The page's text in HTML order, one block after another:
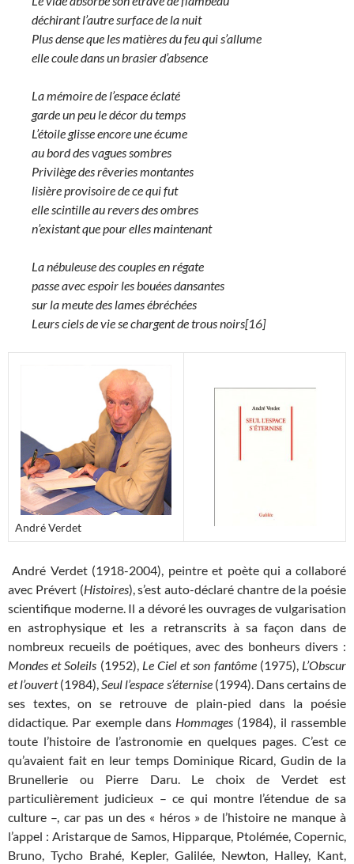
déchirant l’autre surface de la nuit
Plus dense que les matières du feu qui s’allume
elle coule dans un brasier d’absence
La mémoire de l’espace éclaté
garde un peu le décor du temps
L’étoile glisse encore une écume
au bord des vagues sombres
Privilège des rêveries montantes
lisière provisoire de ce qui fut
elle scintille au revers des ombres
n’existant que pour elles maintenant
La nébuleuse des couples en régate
passe avec espoir les bouées dansantes
sur la meute des lames ébréchées
Leurs ciels de vie se chargent de trous noirs[16]
André Verdet
André Verdet (1918-2004), peintre et poète qui a collaboré
avec Prévert (Histoires), s’est auto-déclaré chantre de la poésie
scientifique moderne. Il a dévoré les ouvrages de vulgarisation
en astrophysique et les a retranscrits à sa façon dans de
nombreux recueils de poétiques, avec des bonheurs divers :
Mondes et Soleils (1952), Le Ciel et son fantôme (1975), L’Obscur
et l’ouvert(1984),Seul l’espace s’éternise(1994). Dans certains de
ses textes, on se retrouve de plain-pied dans la poésie
didactique. Par exemple dans Hommages (1984), il rassemble
toute l’histoire de l’astronomie en quelques pages. C’est ce
qu’avaient fait en leur temps Dominique Ricard, Gudin de la
Brunellerie ou Pierre Daru. Le choix de Verdet est
particulièrement judicieux – ce qui montre l’étendue de sa
culture –, car pas un des « héros » de l’histoire ne manque à
l’appel : Aristarque de Samos, Hipparque, Ptolémée, Copernic,
Bruno, Tycho Brahé, Kepler, Galilée, Newton, Halley, Kant,